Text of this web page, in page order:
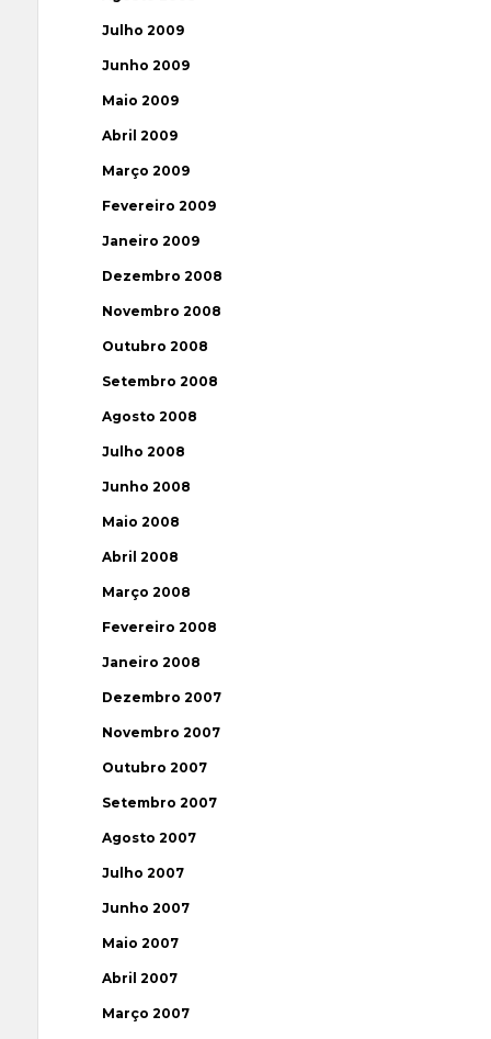
Julho 2009
Junho 2009
Maio 2009
Abril 2009
Março 2009
Fevereiro 2009
Janeiro 2009
Dezembro 2008
Novembro 2008
Outubro 2008
Setembro 2008
Agosto 2008
Julho 2008
Junho 2008
Maio 2008
Abril 2008
Março 2008
Fevereiro 2008
Janeiro 2008
Dezembro 2007
Novembro 2007
Outubro 2007
Setembro 2007
Agosto 2007
Julho 2007
Junho 2007
Maio 2007
Abril 2007
Março 2007